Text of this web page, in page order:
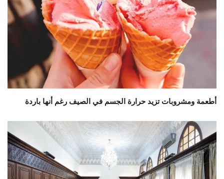
أطعمة ومشروبات تزيد حرارة الجسم في الصيف رغم أنها باردة